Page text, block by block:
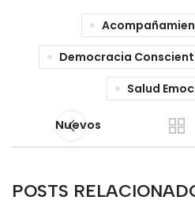
Democracia Conscient
Salud
Nuevos
POSTS